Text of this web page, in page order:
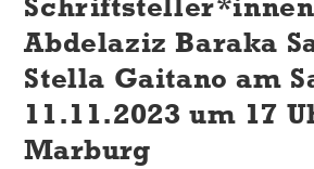
Schriftsteller*innen
Abdelaziz Baraka
Stella Gaitano am
11.11.2023 um 17
Marburg